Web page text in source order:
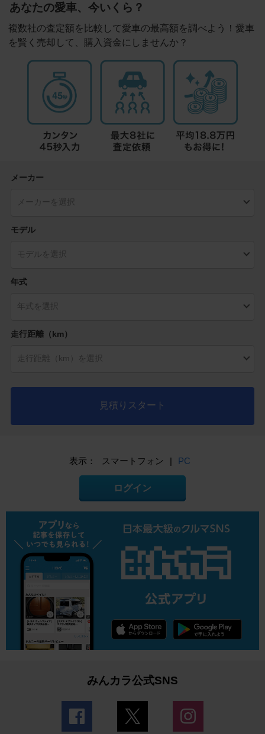
あなたの愛車、今いくら？
複数社の査定額を比較して愛車の最高額を調べよう！愛車
を賢く売却して、購入資金にしませんか？
メーカー
モデル
年式
走行距離（km）
見積りスタート
表示： スマートフォン | PC
ログイン
みんカラ公式SNS